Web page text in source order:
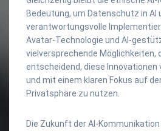
Bedeutung, um Datenschutz in AI
verantwortungsvolle
Avatar-Technologie und AI-
vielversprechende Möglichkeiten,
entscheidend, diese Innovationen
und mit einem klaren Fokus auf
Privatsphäre zu nutzen.
Die Zukunft der AI-